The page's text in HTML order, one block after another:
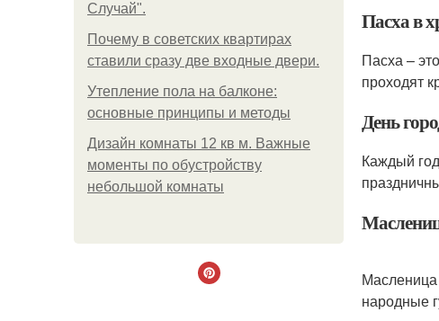
Случай".
Почему в советских квартирах
ставили сразу две входные двери.
Утепление пола на балконе:
основные принципы и методы
Дизайн комнаты 12 кв м. Важные
моменты по обустройству
небольшой комнаты
Пасха в
Пасха –
проходят
День
Каждый
Масленица
народные